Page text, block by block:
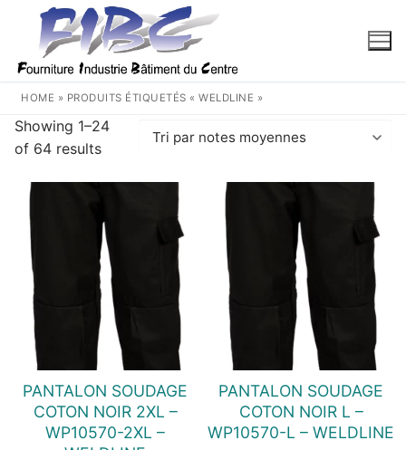
contenu
HOME » PRODUITS ÉTIQUETÉS « WELDLINE »
Showing 1–24
of 64 results
Trié
note
moyenne
PANTALON SOUDAGE
COTON NOIR 2XL –
WP10570-2XL –
PANTALON SOUDAGE
COTON NOIR L –
WP10570-L – WELDLINE